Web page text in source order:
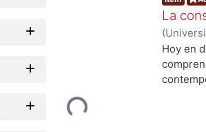
Loading...
La
(
de
Hoy en